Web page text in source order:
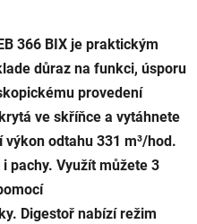
366 BIX je praktickým
důraz na funkci, úsporu
provedení
ve skříňce a vytáhnete
odtahu 331 m³/hod.
pachy. Využít můžete 3
Digestoř nabízí režim